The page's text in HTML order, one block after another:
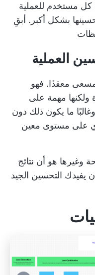
كل مستخدم للعملية
بشكل أكبر. أبقِ
العملية
معقدًا. فهو
ولكنها مهمة على
وغالبًا ما يكون ذلك دون
على مستوى معين
وغيرها هو أن نتائج
يفيدك التحسين الجيد